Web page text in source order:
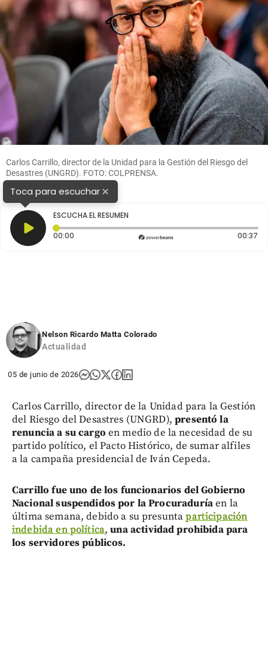
Carlos Carrillo, director de la Unidad para la Gestión del Riesgo del
Desastres (UNGRD). FOTO: COLPRENSA.
Toca para escuchar×
ESCUCHA EL RESUMEN
00:00 Tiempo transcurrido: 0 segundos 00:37
Nelson Ricardo Matta Colorado
Actualidad
05 de junio de 2026
Carlos Carrillo, director de la Unidad para la Gestión
del Riesgo del Desastres (UNGRD),presentó la
renuncia a su cargo en medio de la necesidad de su
partido político, el Pacto Histórico, de sumar alfiles
a la campaña presidencial de Iván Cepeda.
Carrillo fue uno de los funcionarios del Gobierno
Nacional suspendidos por la Procuraduríaen la
última semana, debido a su presuntaparticipación
indebida en política,una actividad prohibida para
los servidores públicos.